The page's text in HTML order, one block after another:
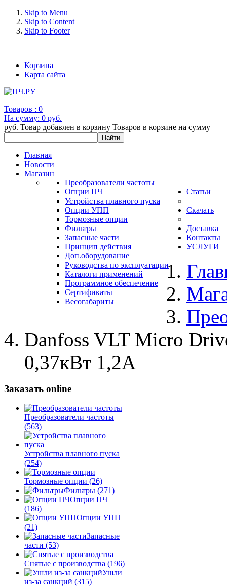
Skip to Menu
Skip to Content
Skip to Footer
Корзина
Карта сайта
Товаров : 0
На сумму: 0 руб.
руб. Товар добавлен в корзину Товаров в корзине на сумму
Главная
Новости
Магазин
Преобразователи частоты
Опции ПЧ
Устройства плавного пуска
Опции УПП
Тормозные опции
Фильтры
Запасные части
Статьи
Принцип действия
Доп.оборудование
Скачать
Руководства по эксплуатации
Каталоги применений
Программное обеспечение
Сертификаты
Весогабариты
Доставка
Контакты
УСЛУГИ
Danfoss VLT Micro
0,37кВт 1,2А
Заказать online
Преобразователи частоты
(563)
Устройства плавного пуска
(254)
Тормозные опции (26)
Фильтры (271)
Опции ПЧ
(186)
Опции УПП
(21)
Запасные
части (53)
Снятые с производства (196)
Ушли
из-за санкций (315)